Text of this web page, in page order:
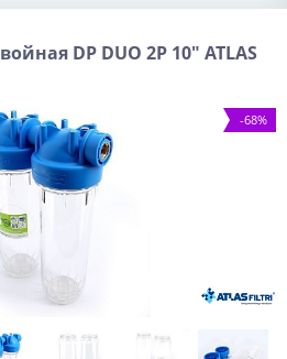
DP DUO 2P 10" ATLAS
-68%